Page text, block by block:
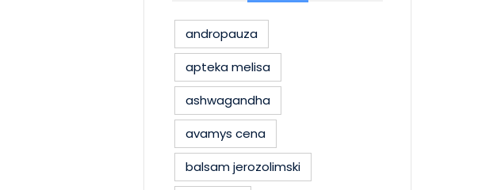
andropauza
apteka melisa
ashwagandha
avamys cena
balsam jerozolimski